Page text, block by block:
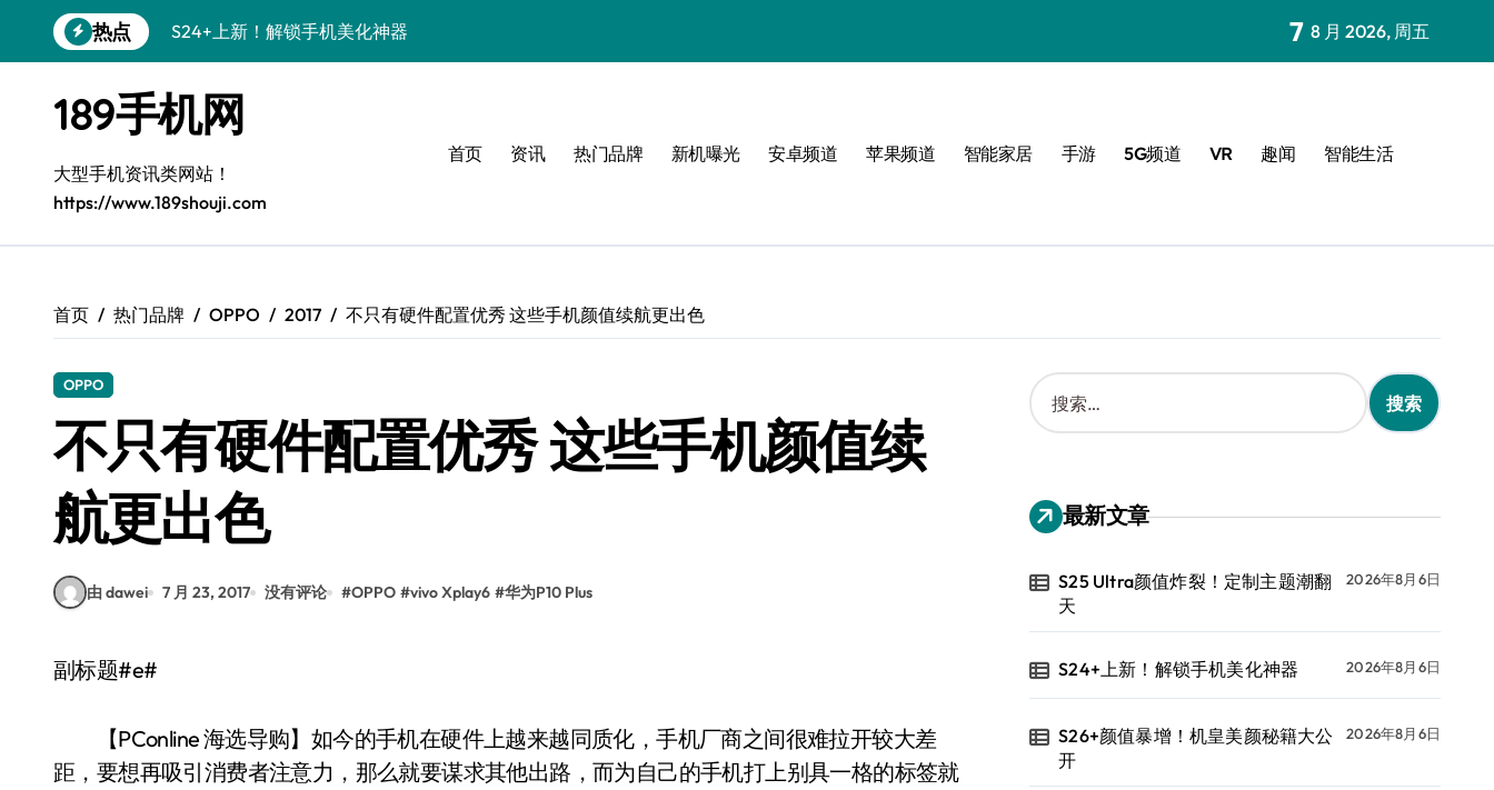
到
热点
S24+上新！解锁手机美化神器
A56 5G新机登场，三星风尚来了！
Galaxy Z Flip6登场，折叠潮味十足！
三星S26上手必学：个性化美化全攻略
S25美化秘籍：个性潮玩，炫酷一机搞定！
Galaxy C55 5G登场，颜值巅峰来了！
S25 Ultra颜值炸裂！定制主题潮翻天
7 8 月 2026, 周五
189手机网
大型手机资讯类网站！
https://www.189shouji.com
首页 资讯 热门品牌 新机曝光 安卓频道 苹果频道 智能家居 手游 5G频道 VR 趣闻 智能生活
首页 热门品牌 OPPO 2017 不只有硬件配置优秀 这些手机颜值续航更出色
OPPO
不只有硬件配置优秀 这些手机颜值续
航更出色
由 dawei 7 月 23, 2017 没有评论 #OPPO #vivo Xplay6 #华为P10 Plus
副标题#e#
【PConline 海选导购】如今的手机在硬件上越来越同质化，手机厂商之间很难拉开较大差
距，要想再吸引消费者注意力，那么就要谋求其他出路，而为自己的手机打上别具一格的标签就
搜
索
：
最新文章
S25 Ultra颜值炸裂！定制主题潮翻
天
2026年8月6日
S24+上新！解锁手机美化神器 2026年8月6日
S26+颜值暴增！机皇美颜秘籍大公
开
2026年8月6日